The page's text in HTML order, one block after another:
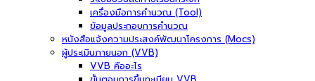
เครื่องมือการคำนวณ (Tool)
ข้อมูลประกอบการคำนวณ
หนังสือแจ้งความประสงค์พัฒนาโครงการ (Mocs)
ผู้ประเมินภายนอก (VVB)
VVB คืออะไร